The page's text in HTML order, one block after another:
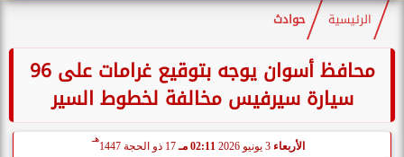
الرئيسية حوادث
محافظ أسوان يوجه بتوقيع غرامات على 96
سيارة سيرفيس مخالفة لخطوط السير
الأربعاء 02:11 مـ 17 ذو الحجة 1447
هـ